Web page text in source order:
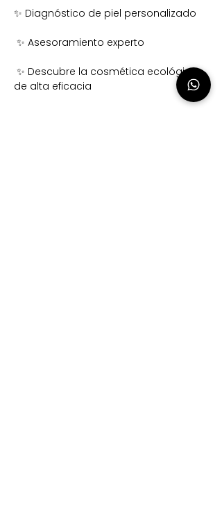
✨ Diagnóstico de piel personalizado
✨ Asesoramiento experto
de alta eficacia